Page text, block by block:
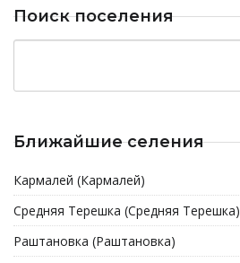
Поиск поселения
Ближайшие селения
Кармалей (Кармалей)
Средняя Терешка (Средняя Терешка)
Раштановка (Раштановка)